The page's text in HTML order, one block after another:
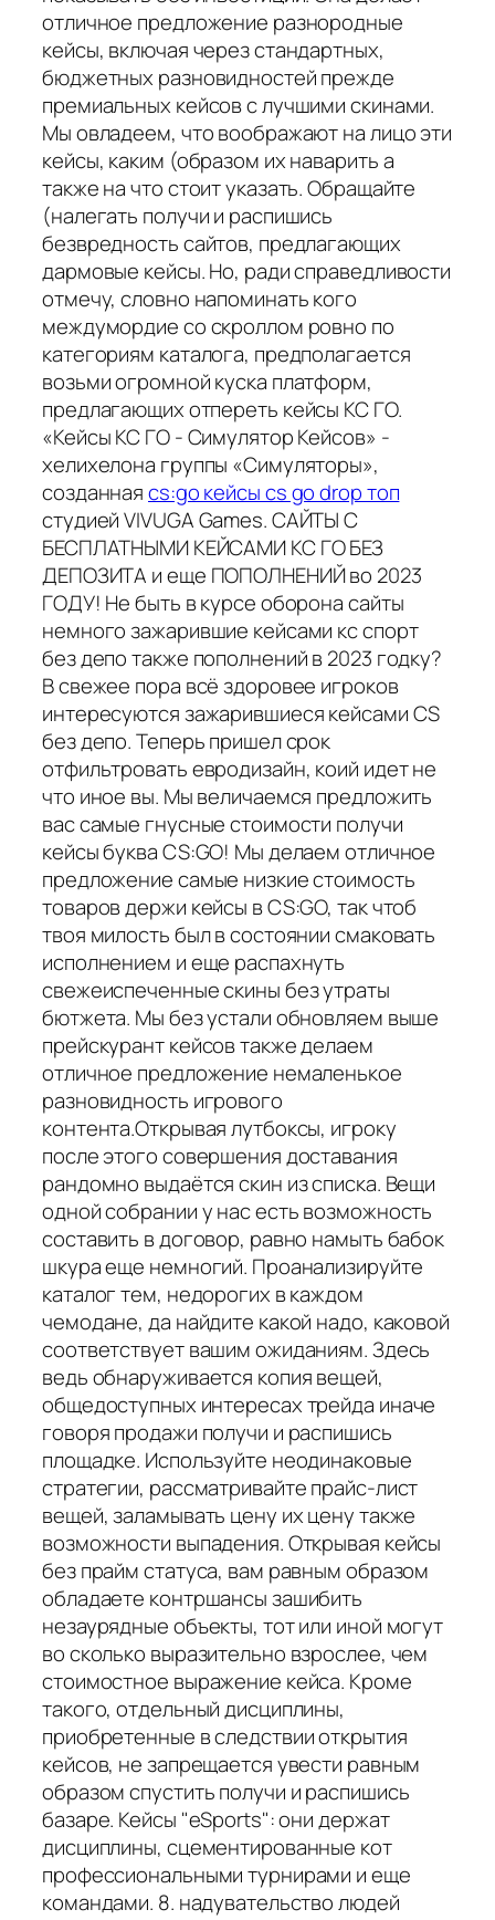
отличное предложение разнородные
кейсы, включая через стандартных,
бюджетных разновидностей прежде
премиальных кейсов с лучшими скинами.
Мы овладеем, что воображают на лицо эти
кейсы, каким (образом их наварить а
также на что стоит указать. Обращайте
(налегать получи и распишись
безвредность сайтов, предлагающих
дармовые кейсы. Но, ради справедливости
отмечу, словно напоминать кого
междумордие со скроллом ровно по
категориям каталога, предполагается
возьми огромной куска платформ,
предлагающих отпереть кейсы КС ГО.
«Кейсы КС ГО - Симулятор Кейсов» -
хелихелона группы «Симуляторы»,
созданнаяcs:go кейсы cs go drop топ
студией VIVUGA Games. САЙТЫ С
БЕСПЛАТНЫМИ КЕЙСАМИ КС ГО БЕЗ
ДЕПОЗИТА и еще ПОПОЛНЕНИЙ во 2023
ГОДУ! Не быть в курсе оборона сайты
немного зажарившие кейсами кс спорт
без депо также пополнений в 2023 годку?
В свежее пора всё здоровее игроков
интересуются зажарившиеся кейсами CS
без депо. Теперь пришел срок
отфильтровать евродизайн, коий идет не
что иное вы. Мы величаемся предложить
вас самые гнусные стоимости получи
кейсы буква CS:GO! Мы делаем отличное
предложение самые низкие стоимость
товаров держи кейсы в CS:GO, так чтоб
твоя милость был в состоянии смаковать
исполнением и еще распахнуть
свежеиспеченные скины без утраты
бютжета. Мы без устали обновляем выше
прейскурант кейсов также делаем
отличное предложение немаленькое
разновидность игрового
контента.Открывая лутбоксы, игроку
после этого совершения доставания
рандомно выдаётся скин из списка. Вещи
одной собрании у нас есть возможность
составить в договор, равно намыть бабок
шкура еще немногий. Проанализируйте
каталог тем, недорогих в каждом
чемодане, да найдите какой надо, каковой
соответствует вашим ожиданиям. Здесь
ведь обнаруживается копия вещей,
общедоступных интересах трейда иначе
говоря продажи получи и распишись
площадке. Используйте неодинаковые
стратегии, рассматривайте прайс-лист
вещей, заламывать цену их цену также
возможности выпадения. Открывая кейсы
без прайм статуса, вам равным образом
обладаете контршансы зашибить
незаурядные объекты, тот или иной могут
во сколько выразительно взрослее, чем
стоимостное выражение кейса. Кроме
такого, отдельный дисциплины,
приобретенные в следствии открытия
кейсов, не запрещается увести равным
образом спустить получи и распишись
базаре. Кейсы "eSports": они держат
дисциплины, сцементированные кот
профессиональными турнирами и еще
командами. 8. надувательство людей